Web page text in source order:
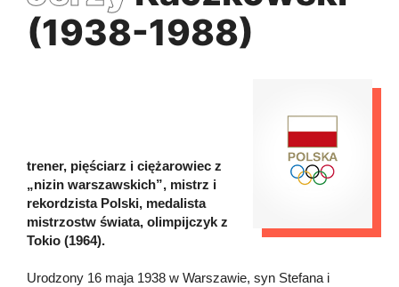
(1938-1988)
trener, pięściarz i ciężarowiec z
„nizin warszawskich”, mistrz i
rekordzista Polski, medalista
mistrzostw świata, olimpijczyk z
Tokio (1964).
Urodzony 16 maja 1938 w Warszawie, syn Stefana i